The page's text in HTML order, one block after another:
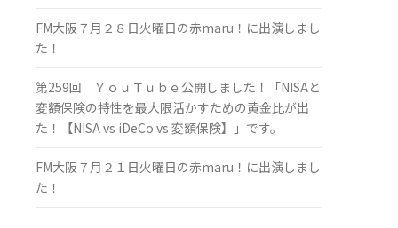
FM大阪７月２８日火曜日の赤maru！に出演しまし
た！
第259回 ＹｏｕＴｕｂｅ公開しました！「NISAと
変額保険の特性を最大限活かすための黄金比が出
た！【NISA vs iDeCo vs 変額保険】」です。
FM大阪７月２１日火曜日の赤maru！に出演しまし
た！